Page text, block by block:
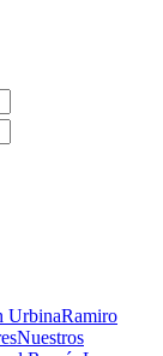
UrbinaRamiro
Nuestros